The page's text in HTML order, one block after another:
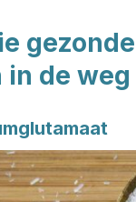
in de